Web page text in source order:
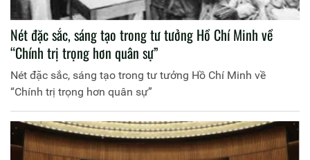
Nét đặc sắc, sáng tạo trong tư tưởng Hồ Chí Minh về
“Chính trị trọng hơn quân sự”
Nét đặc sắc, sáng tạo trong tư tưởng Hồ Chí Minh về
“Chính trị trọng hơn quân sự”